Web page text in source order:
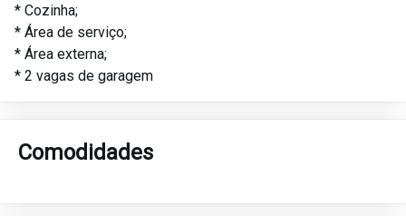
* Cozinha;
* Área de serviço;
* Área externa;
* 2 vagas de garagem
Comodidades